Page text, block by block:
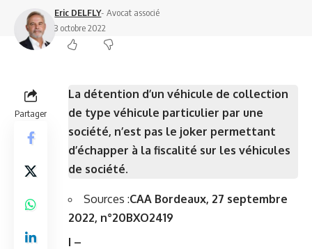
Eric DELFLY- Avocat associé
3 octobre 2022
Partager
La détention d’un véhicule de collection
de type véhicule particulier par une
société, n’est pas le joker permettant
d’échapper à la fiscalité sur les véhicules
de société.
Sources :CAA Bordeaux, 27 septembre
2022, n°20BXO2419
I –